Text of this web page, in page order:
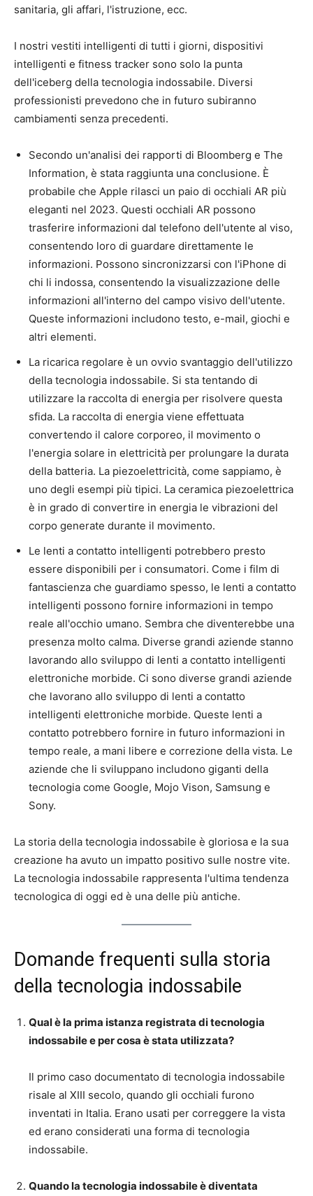
sanitaria, gli affari, l'istruzione, ecc.
I nostri vestiti intelligenti di tutti i giorni, dispositivi
intelligenti e fitness tracker sono solo la punta
dell'iceberg della tecnologia indossabile. Diversi
professionisti prevedono che in futuro subiranno
cambiamenti senza precedenti.
Secondo un'analisi dei rapporti di Bloomberg e The
Information, è stata raggiunta una conclusione. È
probabile che Apple rilasci un paio di occhiali AR più
eleganti nel 2023. Questi occhiali AR possono
trasferire informazioni dal telefono dell'utente al viso,
consentendo loro di guardare direttamente le
informazioni. Possono sincronizzarsi con l'iPhone di
chi li indossa, consentendo la visualizzazione delle
informazioni all'interno del campo visivo dell'utente.
Queste informazioni includono testo, e-mail, giochi e
altri elementi.
La ricarica regolare è un ovvio svantaggio dell'utilizzo
della tecnologia indossabile. Si sta tentando di
utilizzare la raccolta di energia per risolvere questa
sfida. La raccolta di energia viene effettuata
convertendo il calore corporeo, il movimento o
l'energia solare in elettricità per prolungare la durata
della batteria. La piezoelettricità, come sappiamo, è
uno degli esempi più tipici. La ceramica piezoelettrica
è in grado di convertire in energia le vibrazioni del
corpo generate durante il movimento.
Le lenti a contatto intelligenti potrebbero presto
essere disponibili per i consumatori. Come i film di
fantascienza che guardiamo spesso, le lenti a contatto
intelligenti possono fornire informazioni in tempo
reale all'occhio umano. Sembra che diventerebbe una
presenza molto calma. Diverse grandi aziende stanno
lavorando allo sviluppo di lenti a contatto intelligenti
elettroniche morbide. Ci sono diverse grandi aziende
che lavorano allo sviluppo di lenti a contatto
intelligenti elettroniche morbide. Queste lenti a
contatto potrebbero fornire in futuro informazioni in
tempo reale, a mani libere e correzione della vista. Le
aziende che li sviluppano includono giganti della
tecnologia come Google, Mojo Vison, Samsung e
Sony.
La storia della tecnologia indossabile è gloriosa e la sua
creazione ha avuto un impatto positivo sulle nostre vite.
La tecnologia indossabile rappresenta l'ultima tendenza
tecnologica di oggi ed è una delle più antiche.
Domande frequenti sulla storia
della tecnologia indossabile
Qual è la prima istanza registrata di tecnologia
indossabile e per cosa è stata utilizzata?
Il primo caso documentato di tecnologia indossabile
risale al XIII secolo, quando gli occhiali furono
inventati in Italia. Erano usati per correggere la vista
ed erano considerati una forma di tecnologia
indossabile.
Quando la tecnologia indossabile è diventata